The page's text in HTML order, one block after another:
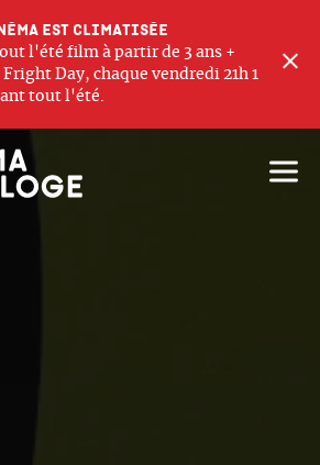
est climatisée
l'été film à partir de 3 ans +
Day, chaque vendredi 21h 1
tout l'été.